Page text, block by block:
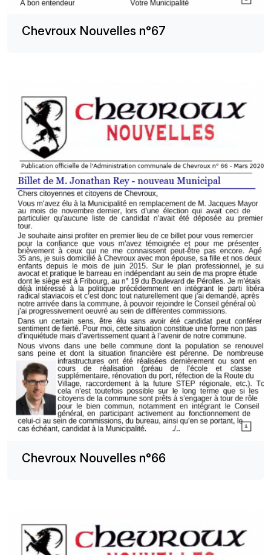
Chevroux Nouvelles n°67
Chevroux Nouvelles n°66